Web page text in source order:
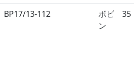
BP17/13-112
ボビ
ン
35